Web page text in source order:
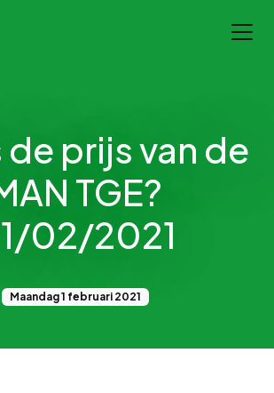
de prijs van de
TGE?
02/2021
Maandag 1 februari 2021